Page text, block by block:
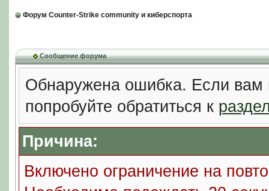
Форум Counter-Strike community и киберспорта
Сообщение форума
Обнаружена ошибка. Если вам
попробуйте обратиться к
Причина:
Включено ограничение на